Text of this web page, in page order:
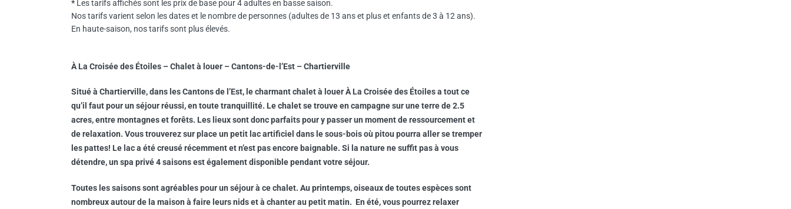
*Les tarifs affichés sont les prix de base pour 4 adultes en basse saison.
Nos tarifs varient selon les dates et le nombre de personnes (adultes de 13 ans et plus et enfants de 3 à 12 ans).
En haute-saison, nos tarifs sont plus élevés.
À La Croisée des Étoiles – Chalet à louer – Cantons-de-l’Est – Chartierville
Situé à Chartierville, dans les Cantons de l’Est, le charmant chalet à louer À La Croisée des Étoiles a tout ce
qu’il faut pour un séjour réussi, en toute tranquillité. Le chalet se trouve en campagne sur une terre de 2.5
acres, entre montagnes et forêts. Les lieux sont donc parfaits pour y passer un moment de ressourcement et
de relaxation. Vous trouverez sur place un petit lac artificiel dans le sous-bois où pitou pourra aller se tremper
les pattes! Le lac a été creusé récemment et n’est pas encore baignable. Si la nature ne suffit pas à vous
détendre, un spa privé 4 saisons est également disponible pendant votre séjour.
Toutes les saisons sont agréables pour un séjour à ce chalet. Au printemps, oiseaux de toutes espèces sont
nombreux autour de la maison à faire leurs nids et à chanter au petit matin. En été, vous pourrez relaxer